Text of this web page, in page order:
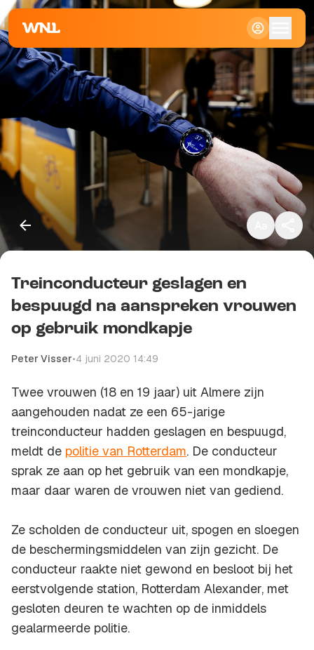
Klein
Standaard
Groot
Kopieer link
Treinconducteur geslagen en
bespuugd na aanspreken vrouwen
op gebruik mondkapje
Peter Visser•4 juni 2020 14:49
Twee vrouwen (18 en 19 jaar) uit Almere zijn
aangehouden nadat ze een 65-jarige
treinconducteur hadden geslagen en bespuugd,
meldt de politie van Rotterdam. De conducteur
sprak ze aan op het gebruik van een mondkapje,
maar daar waren de vrouwen niet van gediend.
Ze scholden de conducteur uit, spogen en sloegen
de beschermingsmiddelen van zijn gezicht. De
conducteur raakte niet gewond en besloot bij het
eerstvolgende station, Rotterdam Alexander, met
gesloten deuren te wachten op de inmiddels
gealarmeerde politie.